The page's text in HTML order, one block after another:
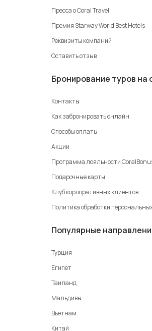
Пресса о Coral Travel
Премия Starway World Best Hotels
Реквизиты компаний
Оставить отзыв
Бронирование туров на
Контакты
Как забронировать онлайн
Способы оплаты
Акции
Программа лояльности
Подарочные карты
Клуб корпоративных клиентов
Политика обработки
Популярные
Турция
Египет
Таиланд
Мальдивы
Вьетнам
Китай